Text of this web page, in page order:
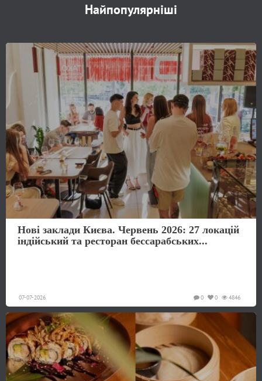
Найпопулярніші
Нові заклади Києва. Червень 2026: 27 локацій
індійський та ресторан бессарабських...
07-07-2026 4846
0
0